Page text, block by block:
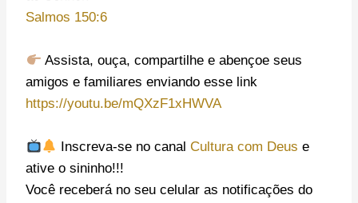
Salmos 150:6
Assista, ouça, compartilhe e abençoe seus
amigos e familiares enviando esse link
https://youtu.be/mQXzF1xHWVA
Inscreva-se no canalCultura com Deus e
ative o sininho!!!
Você receberá no seu celular as notificações do